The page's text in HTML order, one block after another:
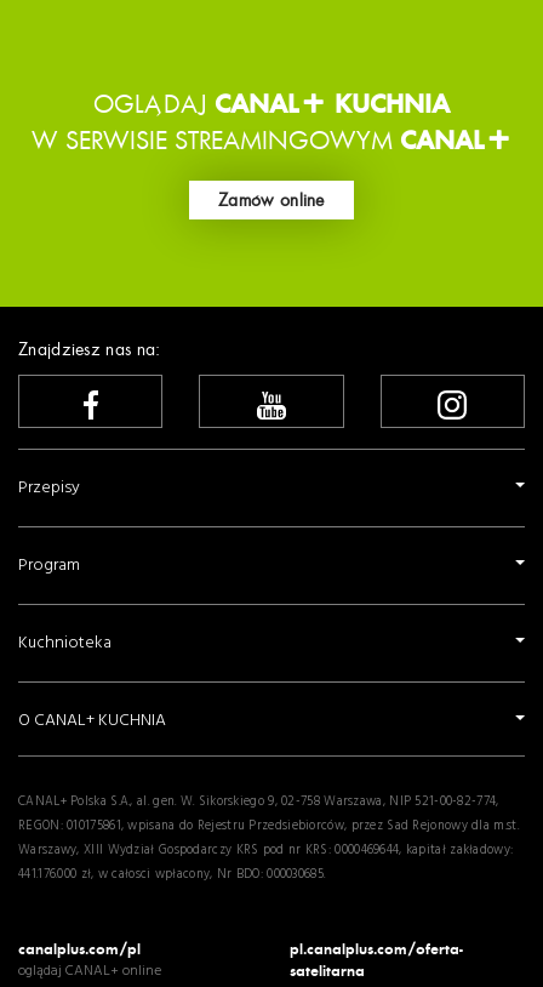
OGLĄDAJ CANAL+ KUCHNIA
W SERWISIE STREAMINGOWYM CANAL+
Zamów online
Znajdziesz nas na:
Przepisy
Program
Kuchnioteka
O CANAL+ KUCHNIA
CANAL+ Polska S.A., al. gen. W. Sikorskiego 9, 02-758 Warszawa, NIP 521-00-82-774,
REGON: 010175861, wpisana do Rejestru Przedsiebiorców, przez Sad Rejonowy dla m.st.
Warszawy, XIII Wydział Gospodarczy KRS pod nr KRS: 0000469644, kapitał zakładowy:
441.176.000 zł, w całosci wpłacony, Nr BDO: 000030685.
canalplus.com/pl
oglądaj CANAL+ online
pl.canalplus.com/oferta-
satelitarna